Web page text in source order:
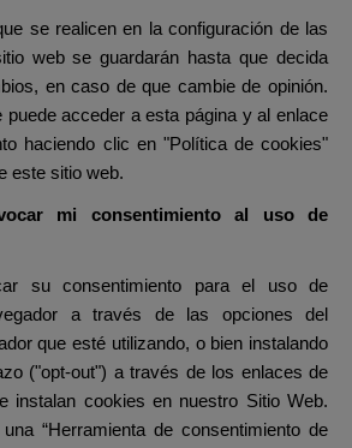
se realicen en la configuración de las
web se guardarán hasta que decida
en caso de que cambie de opinión.
puede acceder a esta página y al enlace
haciendo clic en "Política de cookies"
este sitio web.
mi consentimiento al uso de
su consentimiento para el uso de
a través de las opciones del
que esté utilizando, o bien instalando
("opt-out") a través de los enlaces de
instalan cookies en nuestro Sitio Web.
“Herramienta de consentimiento de